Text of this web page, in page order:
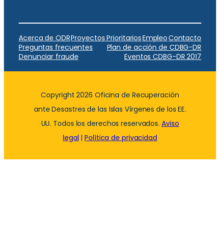
Acerca de ODRProyectos PrioritariosEmpleoContacto
Preguntas frecuentes
Plan de acción de CDBG-DR
Denunciar fraude
Eventos CDBG-DR 2017
Copyright 2026 Oficina de Recuperación
ante Desastres de las Islas Vírgenes de los EE.
UU. Todos los derechos reservados. Aviso
legal |Política de privacidad